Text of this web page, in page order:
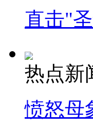
直击"
热点新
愤怒母